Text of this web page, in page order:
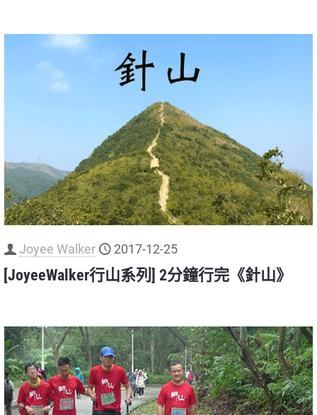
Joyee Walker 2017-12-25
[JoyeeWalker行山系列] 2分鐘行完《針山》